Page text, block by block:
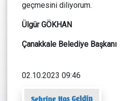
geçmesini diliyorum.
Ülgür GÖKHAN
Çanakkale Belediye Başkanı
02.10.2023 09:46